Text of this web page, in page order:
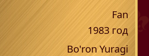
Fan
1983год
Bo'ron Yuragi